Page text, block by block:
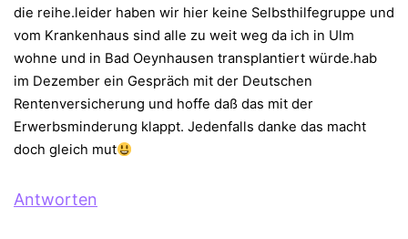
die reihe.leider haben wir hier keine Selbsthilfegruppe und
vom Krankenhaus sind alle zu weit weg da ich in Ulm
wohne und in Bad Oeynhausen transplantiert würde.hab
im Dezember ein Gespräch mit der Deutschen
Rentenversicherung und hoffe daß das mit der
Erwerbsminderung klappt. Jedenfalls danke das macht
doch gleich mut
Antworten